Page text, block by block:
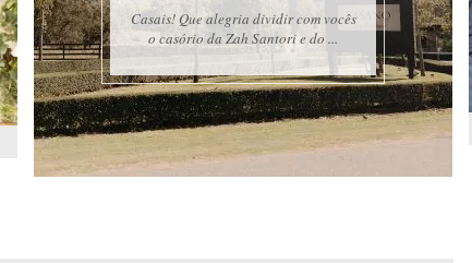
Casais! Que alegria dividir com vocês
o casório da Zah Santori e do ...